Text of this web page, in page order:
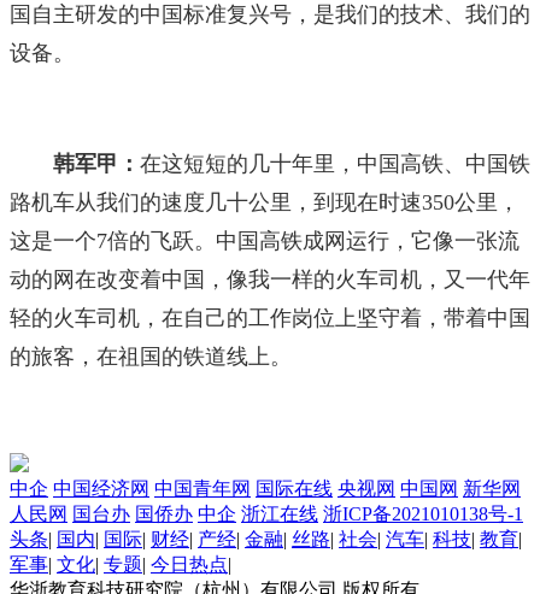
国自主研发的中国标准复兴号，是我们的技术、我们的
设备。
韩军甲： 在这短短的几十年里，中国高铁、中国铁
路机车从我们的速度几十公里，到现在时速350公里，
这是一个7倍的飞跃。中国高铁成网运行，它像一张流
动的网在改变着中国，像我一样的火车司机，又一代年
轻的火车司机，在自己的工作岗位上坚守着，带着中国
的旅客，在祖国的铁道线上。
中企 中国经济网 中国青年网 国际在线 央视网 中国网 新华网
人民网 国台办 国侨办 中企 浙江在线 浙ICP备2021010138号-1
头条| 国内| 国际| 财经| 产经| 金融| 丝路| 社会| 汽车| 科技| 教育|
军事| 文化| 专题| 今日热点|
华浙教育科技研究院（杭州）有限公司 版权所有